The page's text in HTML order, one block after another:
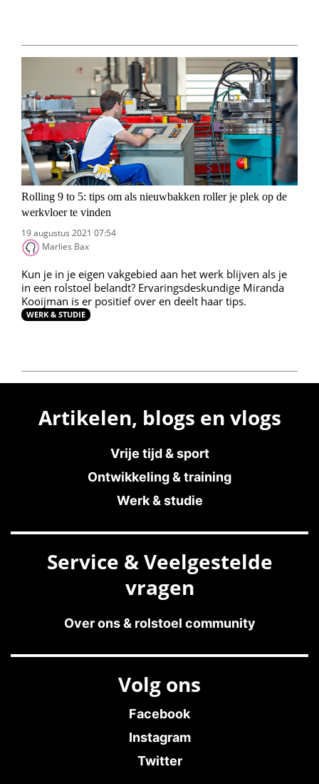
Rolling 9 to 5: tips om als nieuwbakken roller je plek op de
werkvloer te vinden
19 augustus 2021 07:54
Marlies Bax
Kun je in je eigen vakgebied aan het werk blijven als je
in een rolstoel belandt? Ervaringsdeskundige Miranda
Kooijman is er positief over en deelt haar tips.
WERK & STUDIE
Artikelen, blogs en vlogs
Vrije tijd & sport
Ontwikkeling & training
Werk & studie
Service & Veelgestelde
vragen
Over ons & rolstoel community
Volg ons
Facebook
Instagram
Twitter